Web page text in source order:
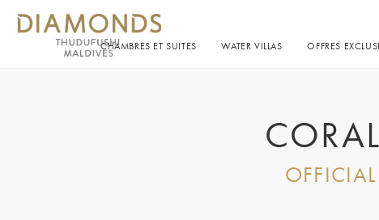
CHAMBRES ET SUITES WATER VILLAS OFFRES